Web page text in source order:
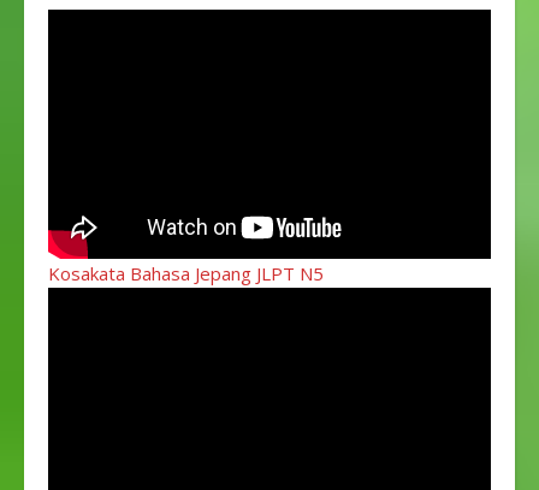
bensin36.カット
kiihorudaagantungan
kunci42.キス
kisuciuman43.キャッシ
Kosakata Bahasa Jepang JLPT N5